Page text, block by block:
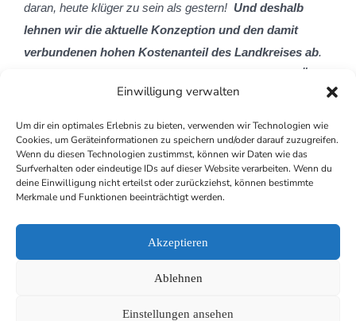
Einwilligung verwalten
Um dir ein optimales Erlebnis zu bieten, verwenden wir Technologien wie
Cookies, um Geräteinformationen zu speichern und/oder darauf zuzugreifen.
Wenn du diesen Technologien zustimmst, können wir Daten wie das
Surfverhalten oder eindeutige IDs auf dieser Website verarbeiten. Wenn du
deine Einwilligung nicht erteilst oder zurückziehst, können bestimmte
Merkmale und Funktionen beeinträchtigt werden.
Akzeptieren
Ablehnen
Einstellungen ansehen
daran, heute klüger zu sein als gestern! Und deshalb
lehnen wir die aktuelle Konzeption und den damit
verbundenen hohen Kostenanteil des Landkreises ab.
sagen wir: Es kann nicht falsch sein, nach Alternativen
zu suchen.
© 2026Stopp Hörnleinkreuzung |
Datenschutzerklärung